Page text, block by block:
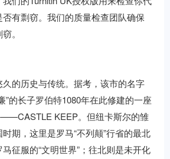
有剽窃。我们的质量检查团队确保
。
的历史与传统。据考，该市的名字
”的长子罗伯特1080年在此修建的一座
——CASTLE KEEP。但纽卡斯尔的雏
期，这里是罗马“不列颠”行省的最北
征服的“文明世界”；往北则是未开化